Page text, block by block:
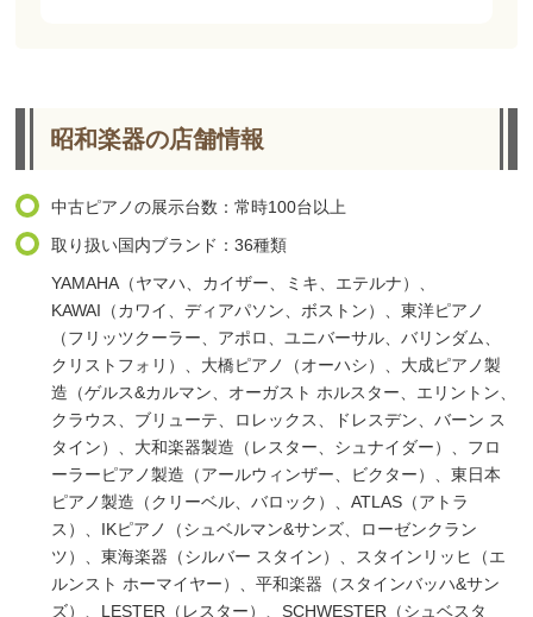
昭和楽器の店舗情報
中古ピアノの展示台数：常時100台以上
取り扱い国内ブランド：36種類
YAMAHA（ヤマハ、カイザー、ミキ、エテルナ）、
KAWAI（カワイ、ディアパソン、ボストン）、東洋ピアノ
（フリッツクーラー、アポロ、ユニバーサル、バリンダム、
クリストフォリ）、大橋ピアノ（オーハシ）、大成ピアノ製
造（ゲルス&カルマン、オーガスト ホルスター、エリントン、
クラウス、ブリューテ、ロレックス、ドレスデン、バーン ス
タイン）、大和楽器製造（レスター、シュナイダー）、フロ
ーラーピアノ製造（アールウィンザー、ビクター）、東日本
ピアノ製造（クリーベル、バロック）、ATLAS（アトラ
ス）、IKピアノ（シュベルマン&サンズ、ローゼンクラン
ツ）、東海楽器（シルバー スタイン）、スタインリッヒ（エ
ルンスト ホーマイヤー）、平和楽器（スタインバッハ&サン
ズ）、LESTER（レスター）、SCHWESTER（シュベスタ